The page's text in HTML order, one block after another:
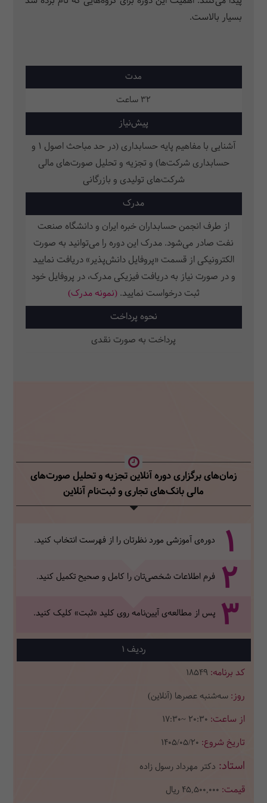
بسیار بالاست.
مدت
32 ساعت
پیش‌نیاز
آشنایی با مفاهیم پایه حسابداری (در حد مباحث اصول 1 و
حسابداری شرکت‌ها) و تجزیه و تحلیل صورت‌های مالی
شرکت‌های تولیدی و بازرگانی
مدرک
از طرف انجمن حسابداران خبره ایران و دانشگاه صنعت
نفت صادر می‌شود. مدرک این دوره را می‌توانید به صورت
الکترونیکی از قسمت «پروفایل دانش‌پذیر» دریافت نمایید
و در صورت نیاز به دریافت فیزیکی مدرک، در پروفایل خود
ثبت‌ درخواست نمایید.(نمونه مدرک)
نحوه پرداخت
پرداخت به صورت نقدی
زمان‌های برگزاری دوره آنلاین تجزیه و تحلیل صورت‌های
مالی بانک‌های تجاریو ثبت‌نام آنلاین
1 دوره‌ی آموزشی مورد نظرتان را از فهرست انتخاب کنید.
2 فرم اطلاعات شخصی‌تان‌ را کامل و صحیح تکمیل کنید.
3 پس از مطالعه‌ی آیین‌نامه روی کلید «ثبت» کلیک کنید.
1
18549
سه‌شنبه عصرها (آنلاین)
17:30~ 20:30
1405/05/20
دکتر مهرداد رسول زاده
45,500,000 ریال